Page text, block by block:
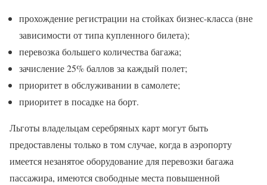
прохождение регистрации на стойках бизнес-класса (вне
зависимости от типа купленного билета);
перевозка большего количества багажа;
зачисление 25% баллов за каждый полет;
приоритет в обслуживании в самолете;
приоритет в посадке на борт.
Льготы владельцам серебряных карт могут быть
предоставлены только в том случае, когда в аэропорту
имеется незанятое оборудование для перевозки багажа
пассажира, имеются свободные места повышенной